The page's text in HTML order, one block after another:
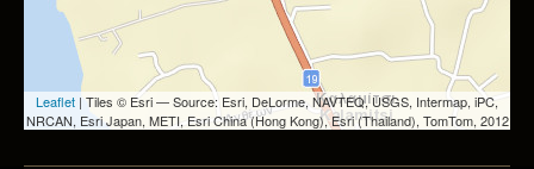
Leaflet | Tiles © Esri — Source: Esri, DeLorme, NAVTEQ, USGS, Intermap, iPC,
NRCAN, Esri Japan, METI, Esri China (Hong Kong), Esri (Thailand), TomTom, 2012